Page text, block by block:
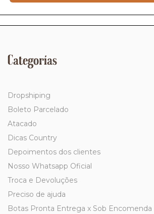
Categorías
Dropshiping
Boleto Parcelado
Atacado
Dicas Country
Depoimentos dos clientes
Nosso Whatsapp Oficial
Troca e Devoluções
Preciso de ajuda
Botas Pronta Entrega x Sob Encomenda